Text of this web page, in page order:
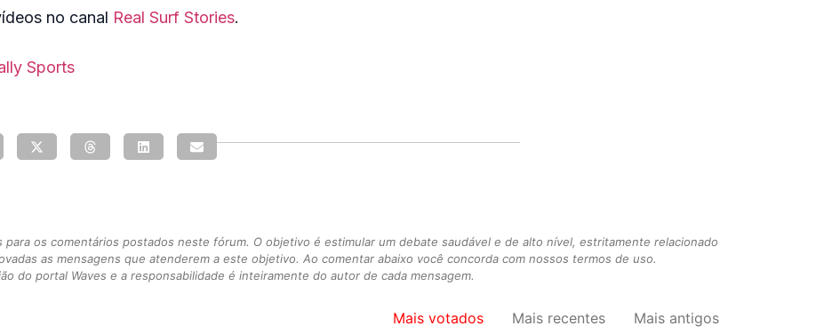
no canal Real Surf Stories.
Sports
para os comentários postados neste fórum. O objetivo é estimular um debate saudável e de alto nível, estritamente relacionado
as mensagens que atenderem a este objetivo. Ao comentar abaixo você concorda com nossos termos de uso.
do portal Waves e a responsabilidade é inteiramente do autor de cada mensagem.
Mais votados Mais recentes Mais antigos